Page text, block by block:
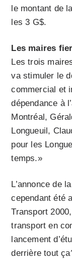
le montant de
les 3 G$.
Les maires
Les trois
va stimuler le
commercial et
dépendance à
Montréal,
Longueuil,
pour les
temps.»
L’annonce de
cependant été
Transport
transport en
lancement
derrière tout